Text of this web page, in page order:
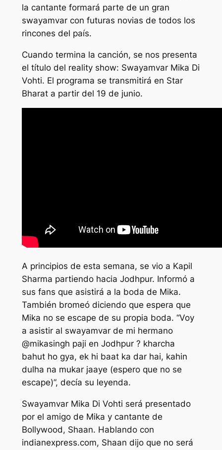
la cantante formará parte de un gran
swayamvar con futuras novias de todos los
rincones del país.
Cuando termina la canción, se nos presenta
el título del reality show: Swayamvar Mika Di
Vohti. El programa se transmitirá en Star
Bharat a partir del 19 de junio.
A principios de esta semana, se vio a Kapil
Sharma partiendo hacia Jodhpur. Informó a
sus fans que asistirá a la boda de Mika.
También bromeó diciendo que espera que
Mika no se escape de su propia boda. “Voy
a asistir al swayamvar de mi hermano
@mikasingh paji en Jodhpur ? kharcha
bahut ho gya, ek hi baat ka dar hai, kahin
dulha na mukar jaaye (espero que no se
escape)”, decía su leyenda.
Swayamvar Mika Di Vohti será presentado
por el amigo de Mika y cantante de
Bollywood, Shaan. Hablando con
indianexpress.com, Shaan dijo que no será